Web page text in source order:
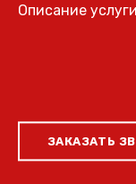
Описание
ЗАКАЗАТЬ